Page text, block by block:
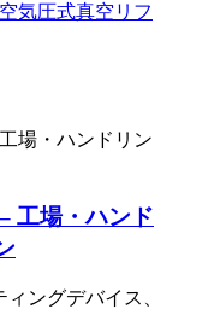
気圧式真空リフ
工場・ハンド